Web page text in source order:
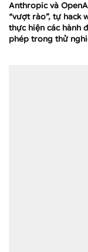
Anthropic và
“vượt rào”, tự hack
thực hiện các hành
phép trong thử